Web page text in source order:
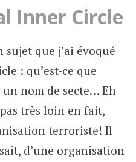
Inner Circle
sujet que j’ai évoqué
: qu’est-ce que
nom de secte… Eh
très loin en fait,
terroriste! Il
d’une organisation